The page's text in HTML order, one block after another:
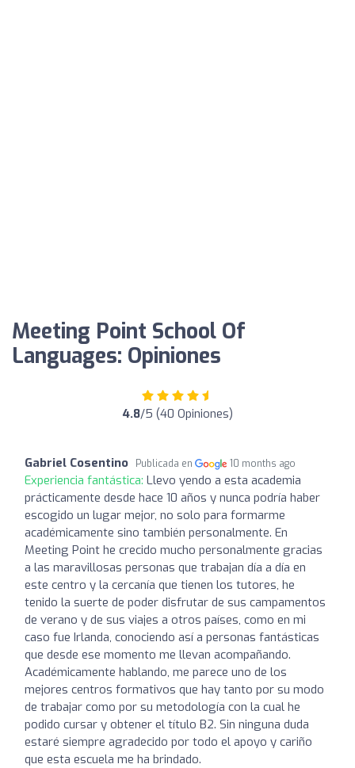
Meeting Point School Of
Languages: Opiniones
4.8/5 (40 Opiniones)
Gabriel Cosentino Publicada en 10 months ago
Experiencia fantástica: Llevo yendo a esta academia
prácticamente desde hace 10 años y nunca podría haber
escogido un lugar mejor, no solo para formarme
académicamente sino también personalmente. En
Meeting Point he crecido mucho personalmente gracias
a las maravillosas personas que trabajan día a día en
este centro y la cercanía que tienen los tutores, he
tenido la suerte de poder disfrutar de sus campamentos
de verano y de sus viajes a otros países, como en mi
caso fue Irlanda, conociendo así a personas fantásticas
que desde ese momento me llevan acompañando.
Académicamente hablando, me parece uno de los
mejores centros formativos que hay tanto por su modo
de trabajar como por su metodología con la cual he
podido cursar y obtener el título B2. Sin ninguna duda
estaré siempre agradecido por todo el apoyo y cariño
que esta escuela me ha brindado.